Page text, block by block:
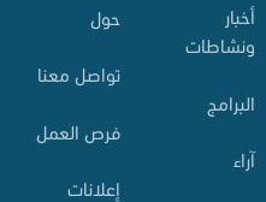
أخبار
ونشاطات
البرامج
آراء
حول
تواصل معنا
فرص العمل
إعلانات